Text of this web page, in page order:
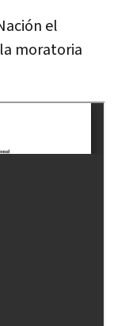
el
moratoria